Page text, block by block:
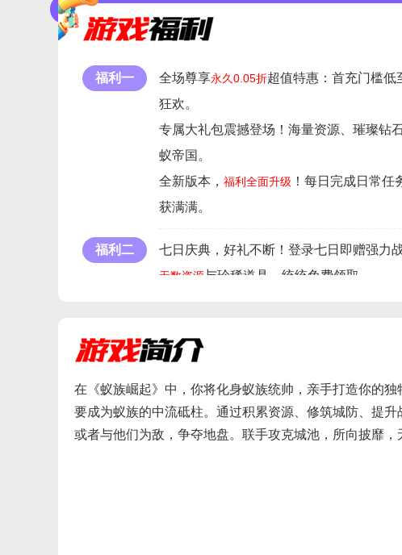
福利一 全场尊享永久0.05折超值特惠：首充门槛低
狂欢。
专属大礼包震撼登场！海量资源、璀璨钻
蚁帝国。
全新版本， 福利全面升级 ！每日完成日常任
获满满。
福利二 七日庆典，好礼不断！登录七日即赠强力
无数资源与珍稀道具，统统免费领取。
在《蚁族崛起》中，你将化身蚁族统帅，亲手打造你的
要成为蚁族的中流砥柱。通过积累资源、修筑城防、提
或者与他们为敌，争夺地盘。联手攻克城池，所向披靡，